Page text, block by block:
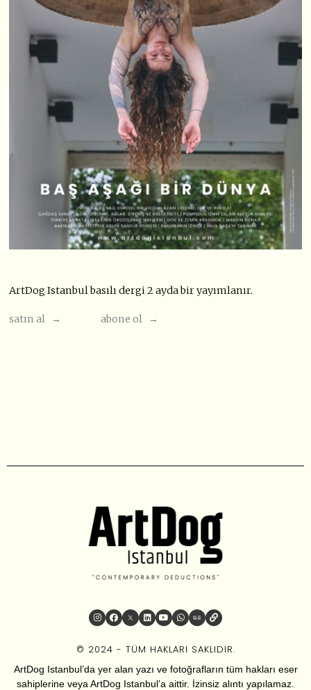
ArtDog Istanbul basılı dergi 2 ayda bir yayımlanır.
satın al → abone ol →
© 2024 - TÜM HAKLARI SAKLIDIR.
ArtDog Istanbul’da yer alan yazı ve fotoğrafların tüm hakları eser
sahiplerine veya ArtDog Istanbul’a aittir. İzinsiz alıntı yapılamaz.